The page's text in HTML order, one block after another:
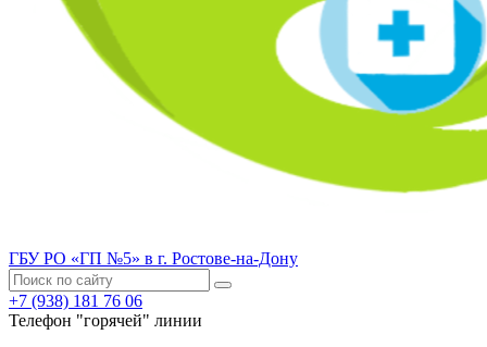
ГБУ РО «ГП №5» в г. Ростове-на-Дону
+7 (938) 181 76 06
Телефон "горячей" линии